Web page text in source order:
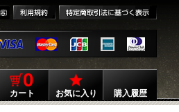
0
カート お気に入り 購入履歴